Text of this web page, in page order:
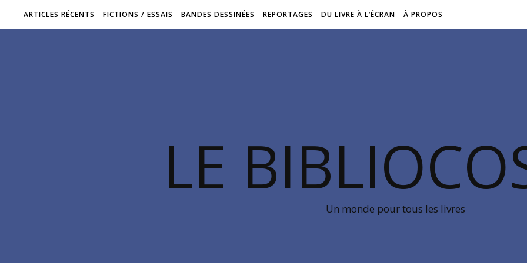
ARTICLES RÉCENTS FICTIONS / ESSAIS BANDES DESSINÉES REPORTAGES DU LIVRE À L’ÉCRAN À PROPOS
LE
Un monde pour tous les livres